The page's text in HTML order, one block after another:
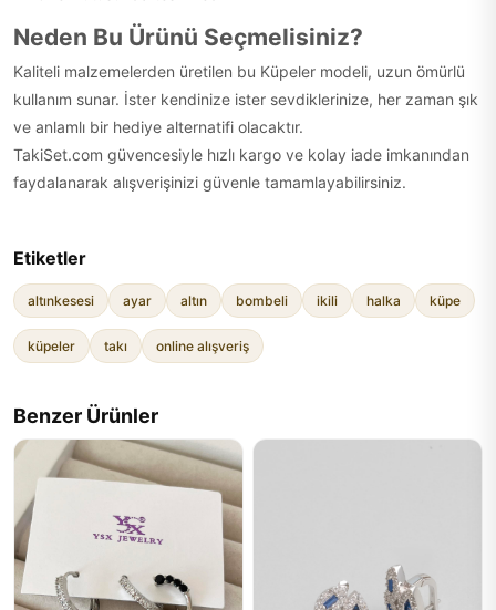
Neden Bu Ürünü Seçmelisiniz?
Kaliteli malzemelerden üretilen bu Küpeler modeli, uzun ömürlü
kullanım sunar. İster kendinize ister sevdiklerinize, her zaman şık
ve anlamlı bir hediye alternatifi olacaktır.
TakiSet.com güvencesiyle hızlı kargo ve kolay iade imkanından
faydalanarak alışverişinizi güvenle tamamlayabilirsiniz.
Etiketler
altınkesesi ayar altın bombeli ikili halka küpe
küpeler takı online alışveriş
Benzer Ürünler